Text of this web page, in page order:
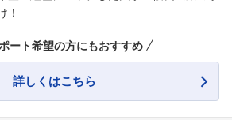
！
ート希望の方にもおすすめ
詳しくはこちら